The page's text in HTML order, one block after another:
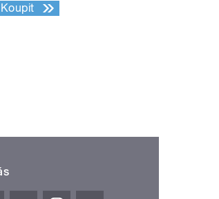
Koupit